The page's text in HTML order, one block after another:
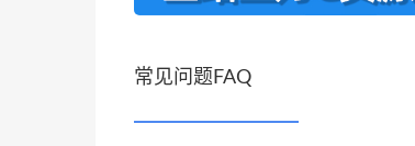
常见问题FAQ